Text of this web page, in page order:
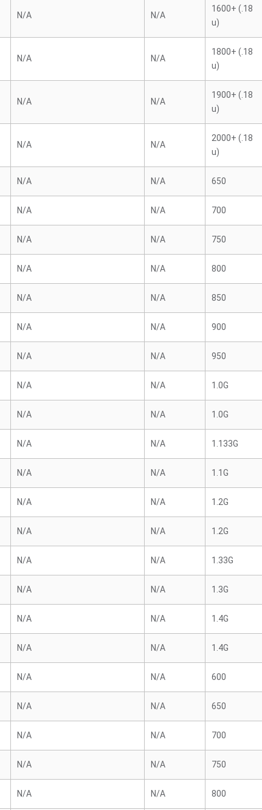
N/A N/A
1600+ (.18
u)
N/A N/A
1800+ (.18
u)
N/A N/A
1900+ (.18
u)
N/A N/A
2000+ (.18
u)
N/A N/A 650
N/A N/A 700
N/A N/A 750
N/A N/A 800
N/A N/A 850
N/A N/A 900
N/A N/A 950
N/A N/A 1.0G
N/A N/A 1.0G
N/A N/A 1.133G
N/A N/A 1.1G
N/A N/A 1.2G
N/A N/A 1.2G
N/A N/A 1.33G
N/A N/A 1.3G
N/A N/A 1.4G
N/A N/A 1.4G
N/A N/A 600
N/A N/A 650
N/A N/A 700
N/A N/A 750
N/A N/A 800